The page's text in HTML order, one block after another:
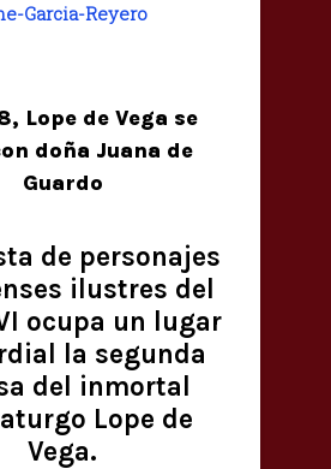
Garcia-Reyero
Lope de Vega se
doña Juana de
Guardo
de personajes
ilustres del
ocupa un lugar
la segunda
del inmortal
Lope de
Vega.